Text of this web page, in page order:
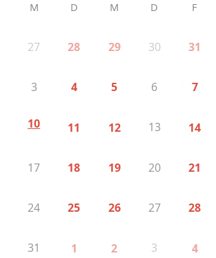
M D M D F
27 28 29 30 31
3 4 5 6 7
10 11 12 13 14
17 18 19 20 21
24 25 26 27 28
31 1 2 3 4